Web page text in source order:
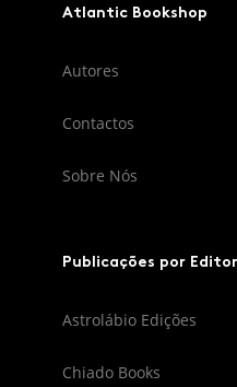
Atlantic Bookshop
Autores
Contactos
Sobre Nós
Publicações por
Astrolábio Edições
Chiado Books